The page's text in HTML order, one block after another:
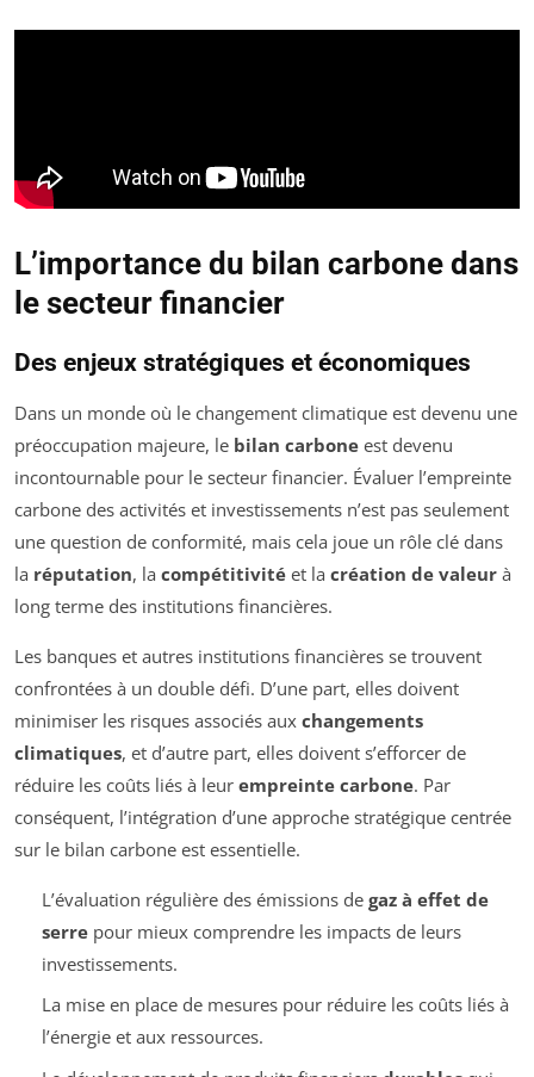
L’importance du bilan carbone dans
le secteur financier
Des enjeux stratégiques et économiques
Dans un monde où le changement climatique est devenu une
préoccupation majeure, le bilan carbone est devenu
incontournable pour le secteur financier. Évaluer l’empreinte
carbone des activités et investissements n’est pas seulement
une question de conformité, mais cela joue un rôle clé dans
la réputation, la compétitivité et la création de valeur à
long terme des institutions financières.
Les banques et autres institutions financières se trouvent
confrontées à un double défi. D’une part, elles doivent
minimiser les risques associés aux changements
climatiques, et d’autre part, elles doivent s’efforcer de
réduire les coûts liés à leur empreinte carbone. Par
conséquent, l’intégration d’une approche stratégique centrée
sur le bilan carbone est essentielle.
L’évaluation régulière des émissions de gaz à effet de
serrepour mieux comprendre les impacts de leurs
investissements.
La mise en place de mesures pour réduire les coûts liés à
l’énergie et aux ressources.